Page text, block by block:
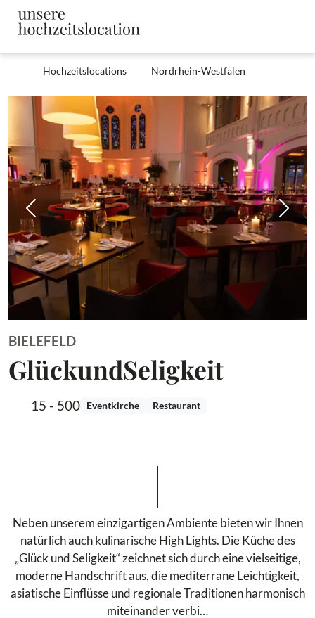
Hochzeitslocations Nordrhein-Westfalen
Zurück
BIELEFELD
GlückundSeligkeit
15 - 500 Eventkirche Restaurant
Neben unserem einzigartigen Ambiente bieten wir Ihnen
natürlich auch kulinarische High Lights. Die Küche des
„Glück und Seligkeit“ zeichnet sich durch eine vielseitige,
moderne Handschrift aus, die mediterrane Leichtigkeit,
asiatische Einflüsse und regionale Traditionen harmonisch
miteinander verbi…